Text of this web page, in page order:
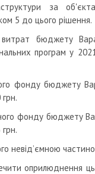
за
5 до цього рішення.
бюджету
програм у
фонду бюджету
фонду бюджету
невід’ємною
оприлюднення